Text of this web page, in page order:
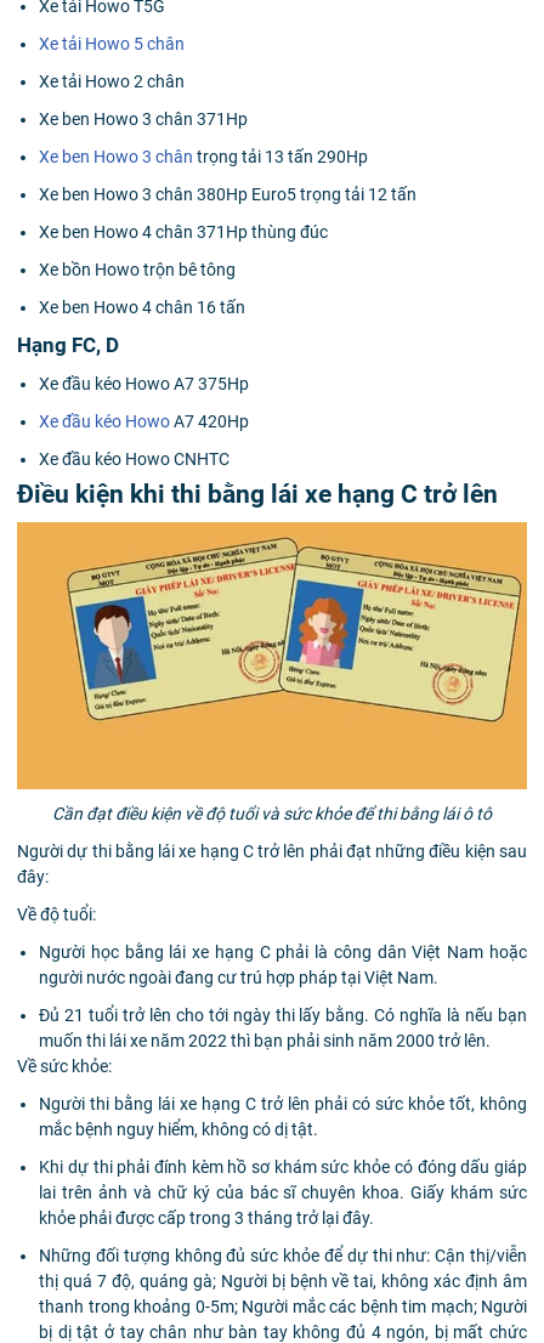
Xe tải Howo T5G
Xe tải Howo 5 chân
Xe tải Howo 2 chân
Xe ben Howo 3 chân 371Hp
Xe ben Howo 3 chân trọng tải 13 tấn 290Hp
Xe ben Howo 3 chân 380Hp Euro5 trọng tải 12 tấn
Xe ben Howo 4 chân 371Hp thùng đúc
Xe bồn Howo trộn bê tông
Xe ben Howo 4 chân 16 tấn
Hạng FC, D
Xe đầu kéo Howo A7 375Hp
Xe đầu kéo HowoA7 420Hp
Xe đầu kéo Howo CNHTC
Điều kiện khi thi bằng lái xe hạng C trở lên
Cần đạt điều kiện về độ tuổi và sức khỏe để thi bằng lái ô tô
Người dự thi bằng lái xe hạng C trở lên phải đạt những điều kiện sau
đây:
Về độ tuổi:
Người học bằng lái xe hạng C phải là công dân Việt Nam hoặc
người nước ngoài đang cư trú hợp pháp tại Việt Nam.
Đủ 21 tuổi trở lên cho tới ngày thi lấy bằng. Có nghĩa là nếu bạn
muốn thi lái xe năm 2022 thì bạn phải sinh năm 2000 trở lên.
Về sức khỏe:
Người thi bằng lái xe hạng C trở lên phải có sức khỏe tốt, không
mắc bệnh nguy hiểm, không có dị tật.
Khi dự thi phải đính kèm hồ sơ khám sức khỏe có đóng dấu giáp
lai trên ảnh và chữ ký của bác sĩ chuyên khoa. Giấy khám sức
khỏe phải được cấp trong 3 tháng trở lại đây.
Những đối tượng không đủ sức khỏe để dự thi như: Cận thị/viễn
thị quá 7 độ, quáng gà; Người bị bệnh về tai, không xác định âm
thanh trong khoảng 0-5m; Người mắc các bệnh tim mạch; Người
bị dị tật ở tay chân như bàn tay không đủ 4 ngón, bị mất chức